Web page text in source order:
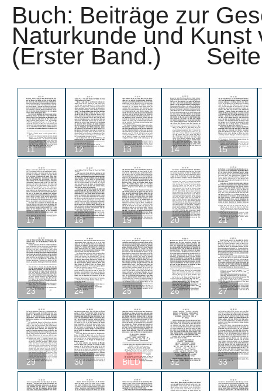
Buch: Beiträge zur
Naturkunde und Kunst
(Erster Band.)
11 12 13 14 15
17 18 19 20 21
23 24 25 26 27
29 30 BILD 32 33